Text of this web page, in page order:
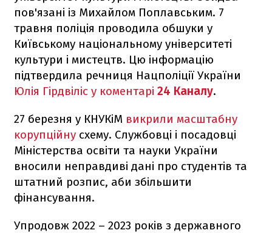
пов'язані із Михайлом Поплавським. 7
травня поліція проводила обшуки у
Київському національному університеті
культури і мистецтв. Цю інформацію
підтвердила речниця Нацполіції України
Юлія Гірдвіліс у коментарі 24 Каналу.
27 березня у КНУКіМ викрили масштабну
корупційну схему. Службовці і посадовці
Міністерства освіти та науки України
вносили неправдиві дані про студентів та
штатний розпис, аби збільшити
фінансування.
Упродовж 2022 – 2023 років з державного